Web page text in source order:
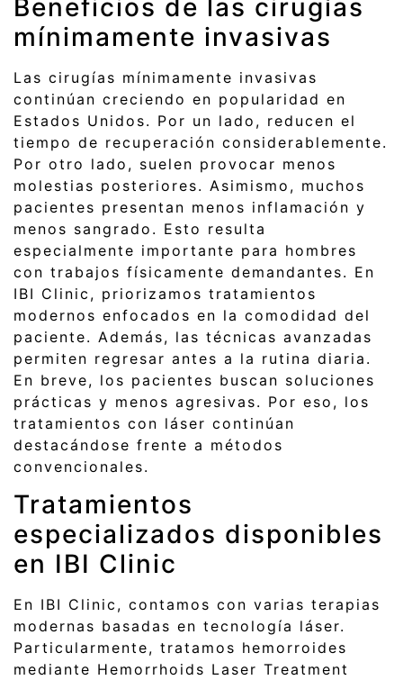
Beneficios de las cirugías
mínimamente invasivas
Las cirugías mínimamente invasivas
continúan creciendo en popularidad en
Estados Unidos. Por un lado, reducen el
tiempo de recuperación considerablemente.
Por otro lado, suelen provocar menos
molestias posteriores. Asimismo, muchos
pacientes presentan menos inflamación y
menos sangrado. Esto resulta
especialmente importante para hombres
con trabajos físicamente demandantes. En
IBI Clinic, priorizamos tratamientos
modernos enfocados en la comodidad del
paciente. Además, las técnicas avanzadas
permiten regresar antes a la rutina diaria.
En breve, los pacientes buscan soluciones
prácticas y menos agresivas. Por eso, los
tratamientos con láser continúan
destacándose frente a métodos
convencionales.
Tratamientos
especializados disponibles
en IBI Clinic
En IBI Clinic, contamos con varias terapias
modernas basadas en tecnología láser.
Particularmente, tratamos hemorroides
mediante Hemorrhoids Laser Treatment